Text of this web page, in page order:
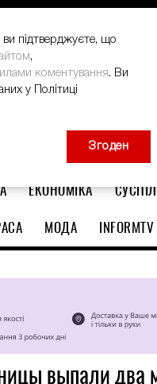
Prize-2026
ЕКОНОМІКА
МОДА INFORMTV
выпали два
підтверджуєте, що
,
коментування. Ви
у Політиці
Згоден